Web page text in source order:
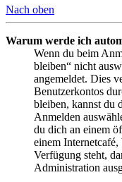
Nach oben
Warum werde ich
Wenn du beim
bleiben“ nicht
angemeldet. Dies
Benutzerkontos
bleiben, kannst du
Anmelden
du dich an einem
einem
Verfügung steht,
Administration